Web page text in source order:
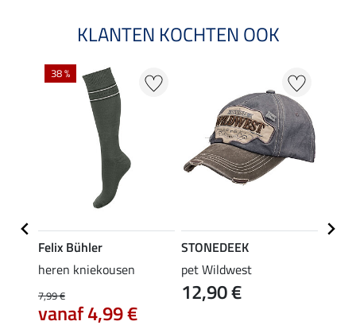
KLANTEN KOCHTEN OOK
38 %
Felix Bühler
heren kniekousen
7,99 €
vanaf 4,99 €
STONEDEEK
pet Wildwest
12,90 €